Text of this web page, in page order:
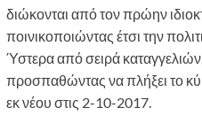
διώκονται από τον πρώην
ποινικοποιώντας έτσι την
Ύστερα από σειρά
προσπαθώντας να πλήξει το
εκ νέου στις 2-10-2017.